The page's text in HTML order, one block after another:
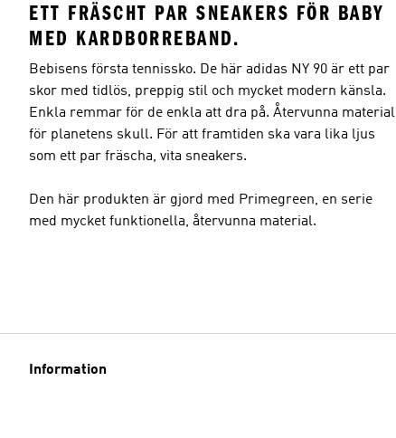
ETT FRÄSCHT PAR SNEAKERS FÖR BABY
MED KARDBORREBAND.
Bebisens första tennissko. De här adidas NY 90 är ett par
skor med tidlös, preppig stil och mycket modern känsla.
Enkla remmar för de enkla att dra på. Återvunna material
för planetens skull. För att framtiden ska vara lika ljus
som ett par fräscha, vita sneakers.
Den här produkten är gjord med Primegreen, en serie
med mycket funktionella, återvunna material.
Information